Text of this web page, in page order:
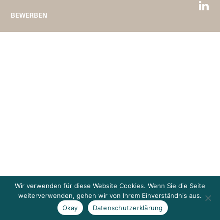
BEWERBEN
Wir verwenden für diese Website Cookies. Wenn Sie die Seite
weiterverwenden, gehen wir von Ihrem Einverständnis aus.
Okay
Datenschutzerklärung